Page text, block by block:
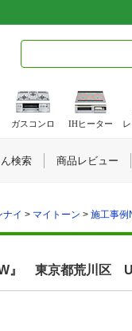
ナイ > マイトーン > 施工事例
』 東京都荒川区
ガスコンロ IHヒーター
検索 商品レビュー